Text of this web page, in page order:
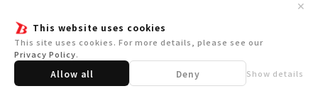
This website uses cookies
This site uses cookies. For more details, please see our
Privacy Policy.
Allow all Deny Show details
✕
Home
ホーム 参加タイトル
For Beginners News